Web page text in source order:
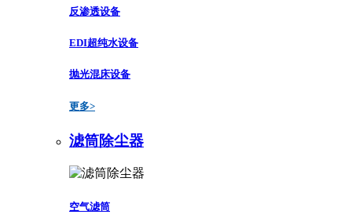
反渗透设备
EDI超纯水设备
抛光混床设备
更多>
滤筒除尘器
空气滤筒